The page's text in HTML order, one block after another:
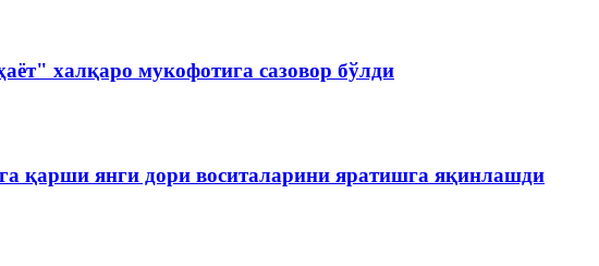
халқаро мукофотига сазовор бўлди
қарши янги дори воситаларини яратишга яқинлашди